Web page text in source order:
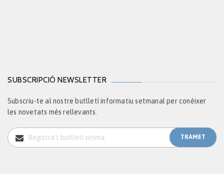
SUBSCRIPCIÓ NEWSLETTER
Subscriu-te al nostre butlletí informatiu setmanal per conèixer
les novetats més rellevants.